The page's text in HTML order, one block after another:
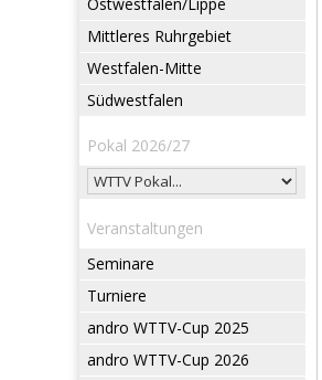
Mittleres Ruhrgebiet
Westfalen-Mitte
Südwestfalen
Pokal 2026/27
Veranstaltungen
Seminare
Turniere
andro WTTV-Cup 2025
andro WTTV-Cup 2026